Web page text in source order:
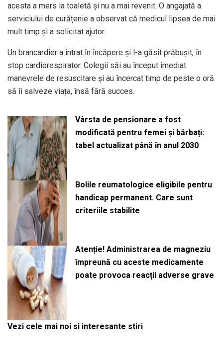
acesta a mers la toaletă și nu a mai revenit. O angajată a
serviciului de curățenie a observat că medicul lipsea de mai
mult timp și a solicitat ajutor.
Un brancardier a intrat în încăpere și l-a găsit prăbușit, în
stop cardiorespirator. Colegii săi au început imediat
manevrele de resuscitare și au încercat timp de peste o oră
să îi salveze viața, însă fără succes.
Vârsta de pensionare a fost
modificată pentru femei și bărbați:
tabel actualizat până în anul 2030
Bolile reumatologice eligibile pentru
handicap permanent. Care sunt
criteriile stabilite
Atenție! Administrarea de magneziu
împreună cu aceste medicamente
poate provoca reacții adverse grave
Vezi cele mai noi si interesante stiri